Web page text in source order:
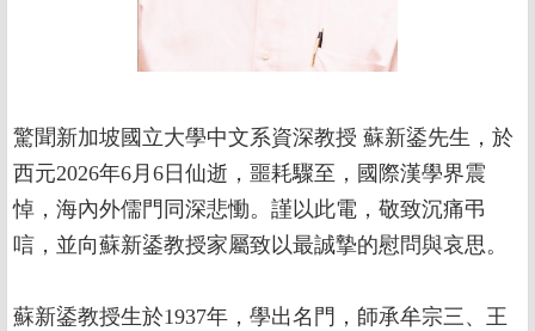
驚聞新加坡國立大學中文系資深教授 蘇新鋈先生，於
西元2026年6月6日仙逝，噩耗驟至，國際漢學界震
悼，海內外儒門同深悲慟。謹以此電，敬致沉痛弔
唁，並向蘇新鋈教授家屬致以最誠摯的慰問與哀思。
蘇新鋈教授生於1937年，學出名門，師承牟宗三、王